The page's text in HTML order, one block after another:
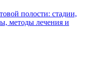
полости: стадии,
методы лечения и